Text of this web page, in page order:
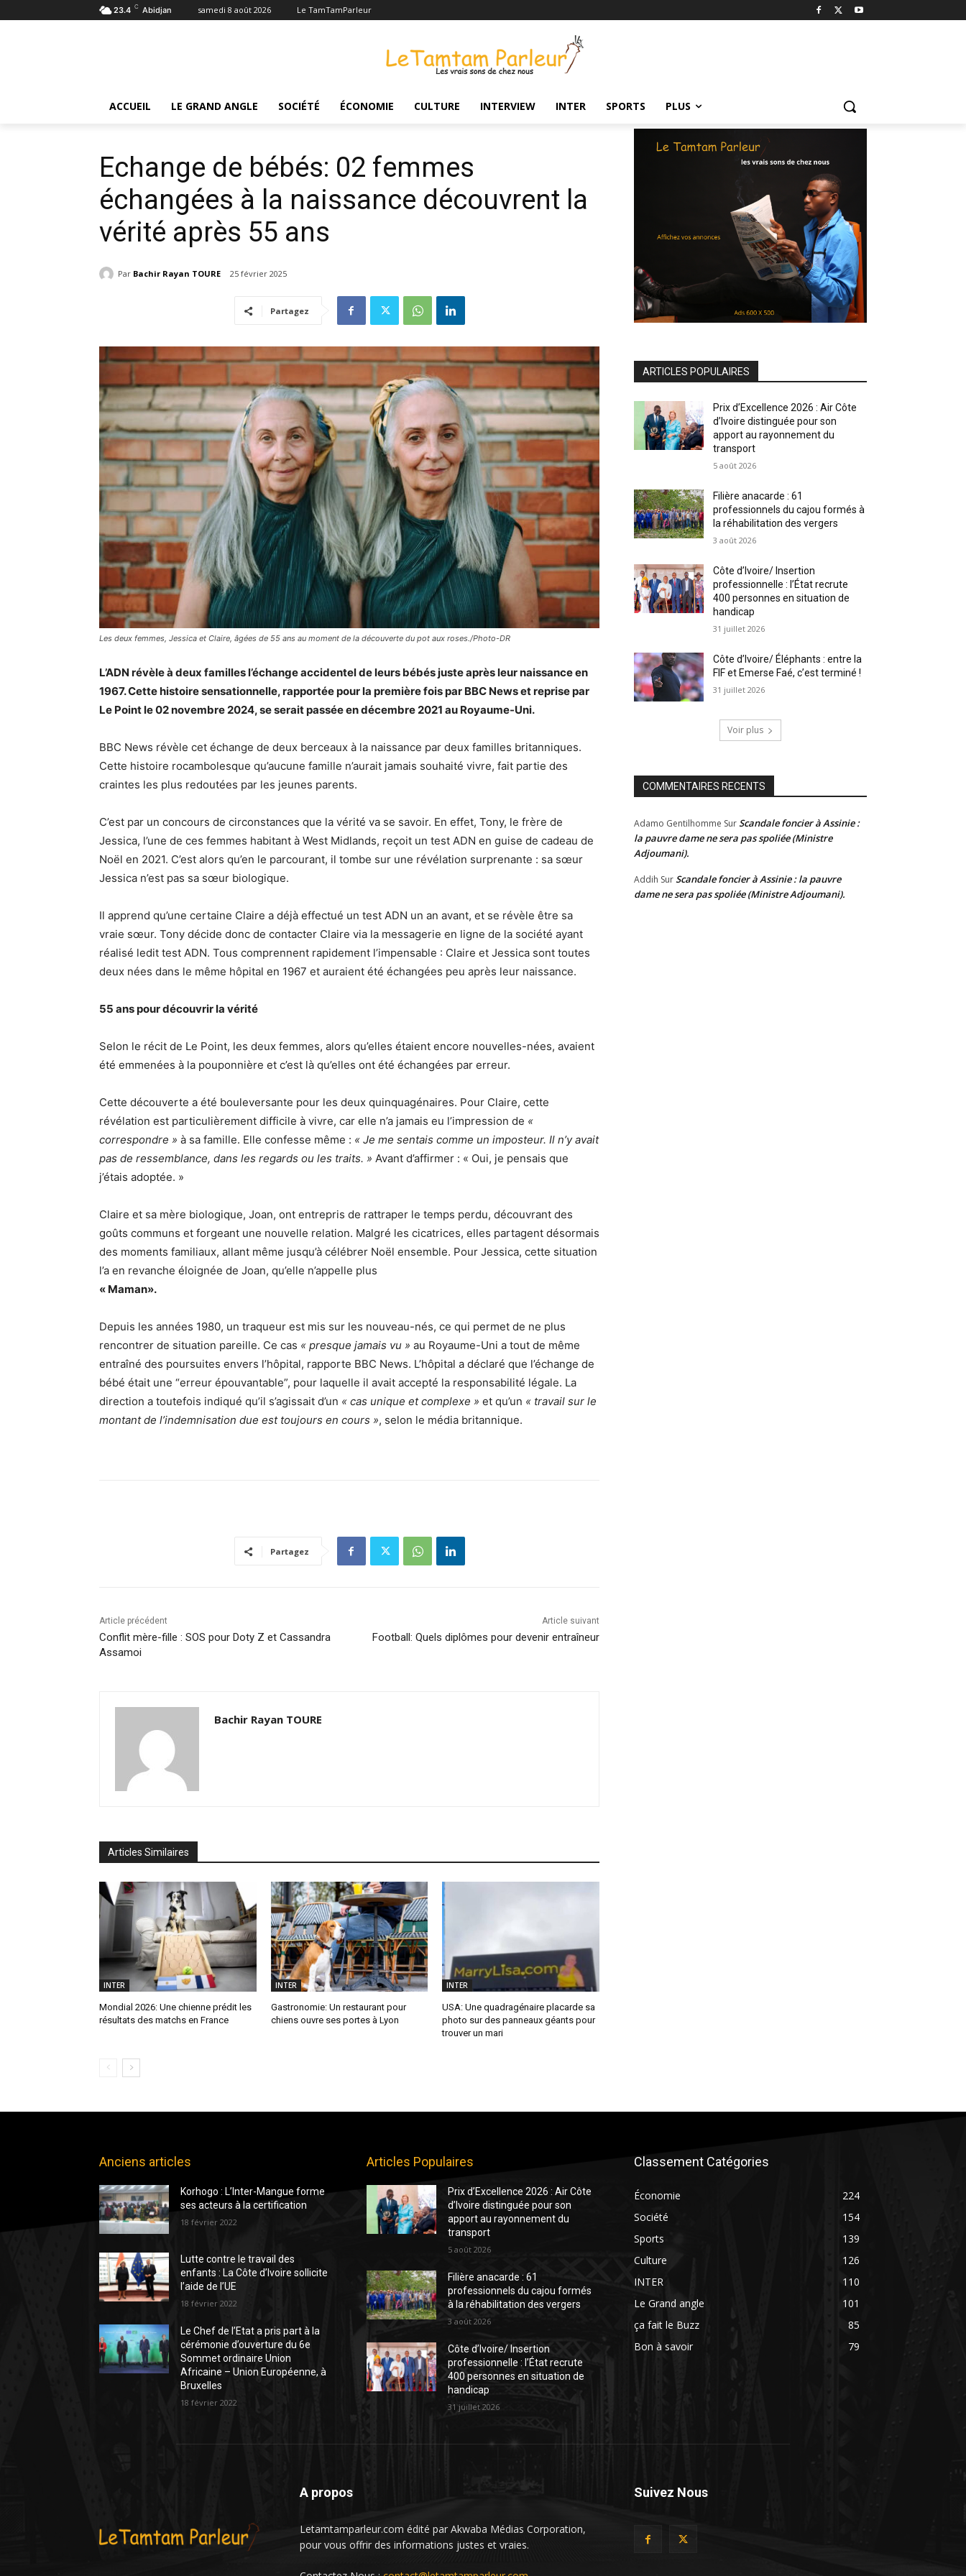
23.4 C Abidjan samedi 8 août 2026 Le TamTamParleur
ACCUEIL LE GRAND ANGLE SOCIÉTÉ ÉCONOMIE CULTURE INTERVIEW INTER SPORTS PLUS
Accueil INTER Echange de bébés: 02 femmes échangées à la naissance découvrent la vérité...
Echange de bébés: 02 femmes
échangées à la naissance découvrent la
vérité après 55 ans
Par Bachir Rayan TOURE 25 février 2025
Partagez
Les deux femmes, Jessica et Claire, âgées de 55 ans au moment de la découverte du pot aux roses./Photo-DR
L’ADN révèle à deux familles l’échange accidentel de leurs bébés juste après leur naissance en
1967. Cette histoire sensationnelle, rapportée pour la première fois par BBC News et reprise par
Le Point le 02 novembre 2024, se serait passée en décembre 2021 au Royaume-Uni.
BBC News révèle cet échange de deux berceaux à la naissance par deux familles britanniques.
Cette histoire rocambolesque qu’aucune famille n’aurait jamais souhaité vivre, fait partie des
craintes les plus redoutées par les jeunes parents.
C’est par un concours de circonstances que la vérité va se savoir. En effet, Tony, le frère de
Jessica, l’une de ces femmes habitant à West Midlands, reçoit un test ADN en guise de cadeau de
Noël en 2021. C’est alors qu’en le parcourant, il tombe sur une révélation surprenante : sa sœur
Jessica n’est pas sa sœur biologique.
Il apprend qu’une certaine Claire a déjà effectué un test ADN un an avant, et se révèle être sa
vraie sœur. Tony décide donc de contacter Claire via la messagerie en ligne de la société ayant
réalisé ledit test ADN. Tous comprennent rapidement l’impensable : Claire et Jessica sont toutes
deux nées dans le même hôpital en 1967 et auraient été échangées peu après leur naissance.
55 ans pour découvrir la vérité
Selon le récit de Le Point, les deux femmes, alors qu’elles étaient encore nouvelles-nées, avaient
été emmenées à la pouponnière et c’est là qu’elles ont été échangées par erreur.
Cette découverte a été bouleversante pour les deux quinquagénaires. Pour Claire, cette
révélation est particulièrement difficile à vivre, car elle n’a jamais eu l’impression de «
correspondre » à sa famille. Elle confesse même : « Je me sentais comme un imposteur. Il n’y avait
pas de ressemblance, dans les regards ou les traits. » Avant d’affirmer : « Oui, je pensais que
j’étais adoptée. »
Claire et sa mère biologique, Joan, ont entrepris de rattraper le temps perdu, découvrant des
goûts communs et forgeant une nouvelle relation. Malgré les cicatrices, elles partagent désormais
des moments familiaux, allant même jusqu’à célébrer Noël ensemble. Pour Jessica, cette situation
l’a en revanche éloignée de Joan, qu’elle n’appelle plus
« Maman».
Depuis les années 1980, un traqueur est mis sur les nouveau-nés, ce qui permet de ne plus
rencontrer de situation pareille. Ce cas « presque jamais vu » au Royaume-Uni a tout de même
entraîné des poursuites envers l’hôpital, rapporte BBC News. L’hôpital a déclaré que l’échange de
bébé était une “erreur épouvantable”, pour laquelle il avait accepté la responsabilité légale. La
direction a toutefois indiqué qu’il s’agissait d’un « cas unique et complexe » et qu’un « travail sur le
montant de l’indemnisation due est toujours en cours », selon le média britannique.
Partagez
Article précédent
Conflit mère-fille : SOS pour Doty Z et Cassandra
Assamoi
Article suivant
Football: Quels diplômes pour devenir entraîneur
Bachir Rayan TOURE
Articles Similaires
INTER
Mondial 2026: Une chienne prédit les
résultats des matchs en France
INTER
Gastronomie: Un restaurant pour
chiens ouvre ses portes à Lyon
INTER
USA: Une quadragénaire placarde sa
photo sur des panneaux géants pour
trouver un mari
ARTICLES POPULAIRES
Prix d’Excellence 2026 : Air Côte
d’Ivoire distinguée pour son
apport au rayonnement du
transport
5 août 2026
Filière anacarde : 61
professionnels du cajou formés à
la réhabilitation des vergers
3 août 2026
Côte d’Ivoire/ Insertion
professionnelle : l’État recrute
400 personnes en situation de
handicap
31 juillet 2026
Côte d’Ivoire/ Éléphants : entre la
FIF et Emerse Faé, c’est terminé !
31 juillet 2026
Voir plus
COMMENTAIRES RECENTS
Adamo Gentilhomme SurScandale foncier à Assinie :
la pauvre dame ne sera pas spoliée (Ministre
Adjoumani).
Addih SurScandale foncier à Assinie : la pauvre
dame ne sera pas spoliée (Ministre Adjoumani).
Anciens articles
Korhogo : L’Inter-Mangue forme
ses acteurs à la certification
18 février 2022
Lutte contre le travail des
enfants : La Côte d’Ivoire sollicite
l’aide de l’UE
18 février 2022
Le Chef de l’Etat a pris part à la
cérémonie d’ouverture du 6e
Sommet ordinaire Union
Africaine – Union Européenne, à
Bruxelles
18 février 2022
Articles Populaires
Prix d’Excellence 2026 : Air Côte
d’Ivoire distinguée pour son
apport au rayonnement du
transport
5 août 2026
Filière anacarde : 61
professionnels du cajou formés
à la réhabilitation des vergers
3 août 2026
Côte d’Ivoire/ Insertion
professionnelle : l’État recrute
400 personnes en situation de
handicap
31 juillet 2026
Classement Catégories
Économie
224
Société
154
Sports
139
Culture
126
INTER
110
Le Grand angle
101
ça fait le Buzz
85
Bon à savoir
79
A propos
Letamtamparleur.com édité par Akwaba Médias Corporation,
pour vous offrir des informations justes et vraies.
Suivez Nous